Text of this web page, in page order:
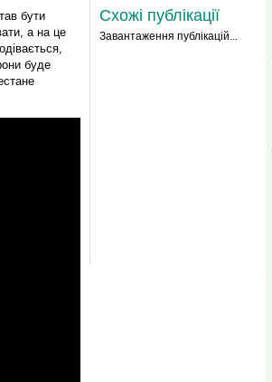
бути
а на це
буде
Схожі публікації
Завантаження публікацій...